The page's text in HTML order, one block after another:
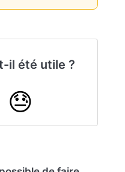
il été utile ?
😓